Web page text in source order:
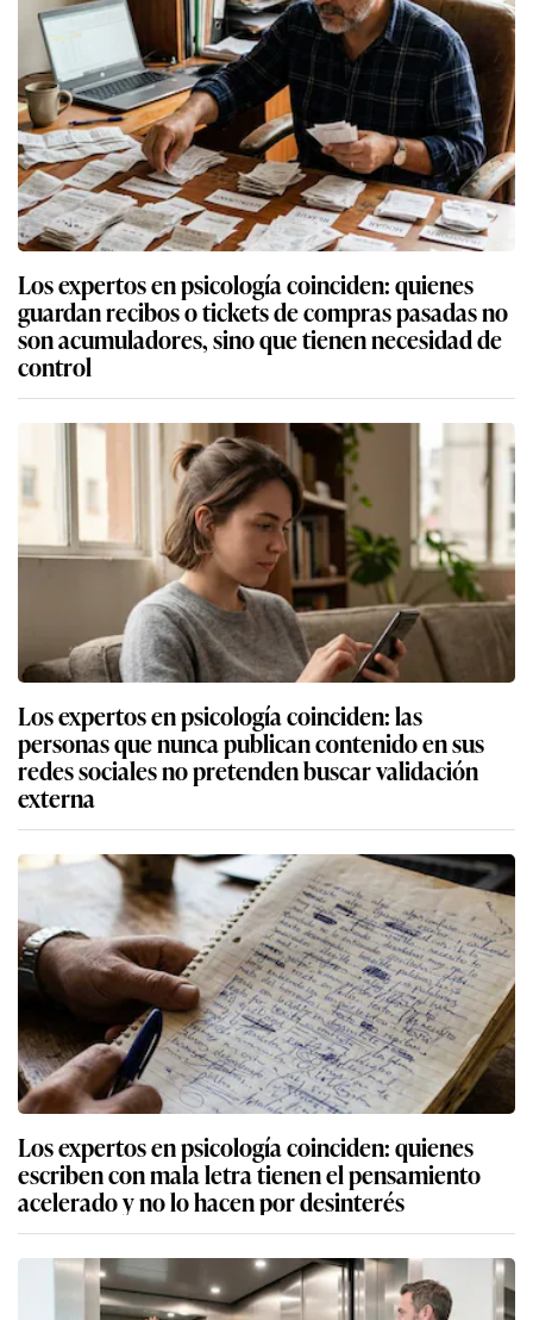
Los expertos en psicología coinciden: quienes
guardan recibos o tickets de compras pasadas no
son acumuladores, sino que tienen necesidad de
control
Los expertos en psicología coinciden: las
personas que nunca publican contenido en sus
redes sociales no pretenden buscar validación
externa
Los expertos en psicología coinciden: quienes
escriben con mala letra tienen el pensamiento
acelerado y no lo hacen por desinterés